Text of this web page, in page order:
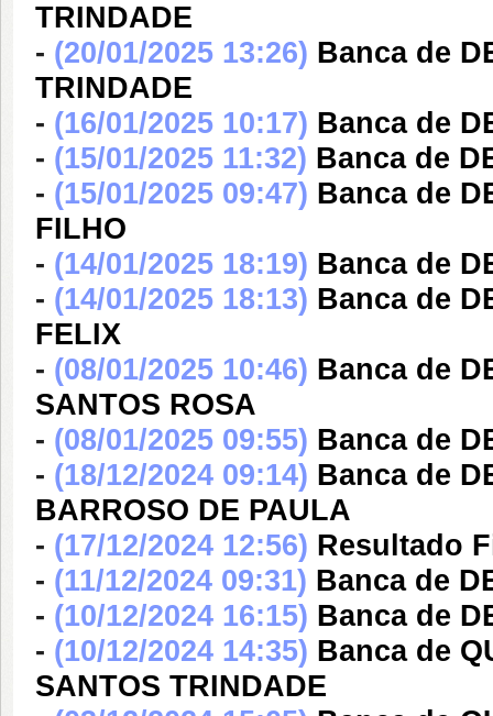
TRINDADE
- (20/01/2025 13:26) Banca de
TRINDADE
- (16/01/2025 10:17) Banca de
- (15/01/2025 11:32) Banca de
- (15/01/2025 09:47) Banca de
FILHO
- (14/01/2025 18:19) Banca de
- (14/01/2025 18:13) Banca de
FELIX
- (08/01/2025 10:46) Banca de
SANTOS ROSA
- (08/01/2025 09:55) Banca de
- (18/12/2024 09:14) Banca de
BARROSO DE PAULA
- (17/12/2024 12:56) Resultado
- (11/12/2024 09:31) Banca de
- (10/12/2024 16:15) Banca de
- (10/12/2024 14:35) Banca de
SANTOS TRINDADE